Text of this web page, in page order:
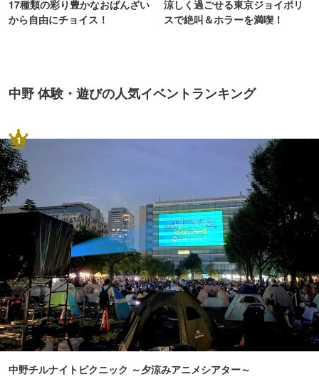
17種類の彩り豊かなおばんざい
から自由にチョイス！
涼しく過ごせる東京ジョイポリ
スで絶叫＆ホラーを満喫！
中野 体験・遊びの人気イベントランキング
1
中野チルナイトピクニック ～夕涼みアニメシアター～